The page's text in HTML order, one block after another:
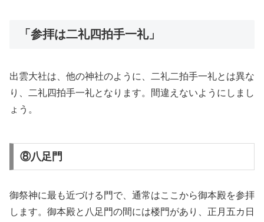
「参拝は二礼四拍手一礼」
出雲大社は、他の神社のように、二礼二拍手一礼とは異な
り、二礼四拍手一礼となります。間違えないようにしまし
ょう。
⑧八足門
御祭神に最も近づける門で、通常はここから御本殿を参拝
します。御本殿と八足門の間には楼門があり、正月五カ日